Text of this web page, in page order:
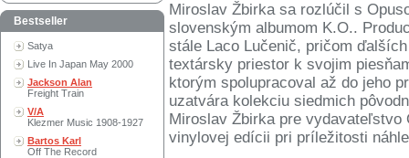
Bestseller
Satya
Live In Japan May 2000
Jackson Alan
Freight Train
V/A
Klezmer Music 1908-1927
Bartos Karl
Off The Record
Miroslav Žbirka sa rozlúčil s
slovenským albumom K.O..
stále Laco Lučenič, pričom
textársky priestor k svojim
ktorým spolupracoval až do jeho
uzatvára kolekciu siedmich
Miroslav Žbirka pre vydavateľstvo
vinylovej edícii pri príležitosti